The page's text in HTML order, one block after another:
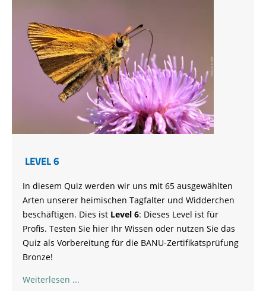
LEVEL 6
In diesem Quiz werden wir uns mit 65 ausgewählten
Arten unserer heimischen Tagfalter und Widderchen
beschäftigen. Dies ist Level 6: Dieses Level ist für
Profis. Testen Sie hier Ihr Wissen oder nutzen Sie das
Quiz als Vorbereitung für die BANU-Zertifikatsprüfung
Bronze!
Weiterlesen